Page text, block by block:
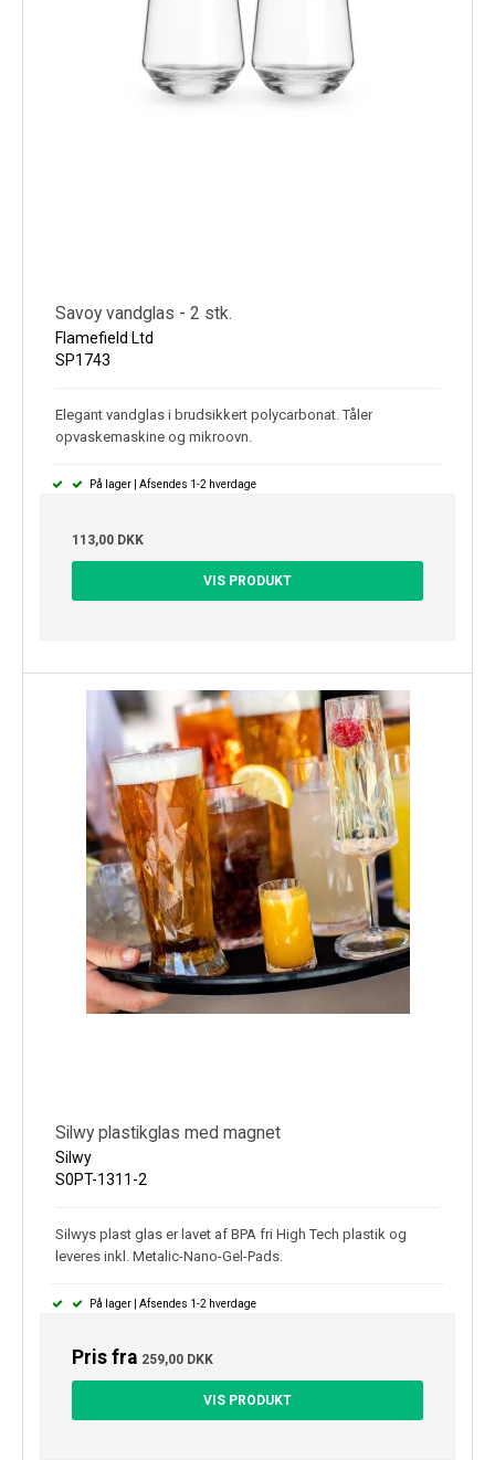
Savoy vandglas - 2 stk.
Flamefield Ltd
SP1743
Elegant vandglas i brudsikkert polycarbonat. Tåler
opvaskemaskine og mikroovn.
På lager | Afsendes 1-2 hverdage
113,00 DKK
VIS PRODUKT
Silwy plastikglas med magnet
Silwy
S0PT-1311-2
Silwys plast glas er lavet af BPA fri High Tech plastik og
leveres inkl. Metalic-Nano-Gel-Pads.
På lager | Afsendes 1-2 hverdage
Pris fra 259,00 DKK
VIS PRODUKT